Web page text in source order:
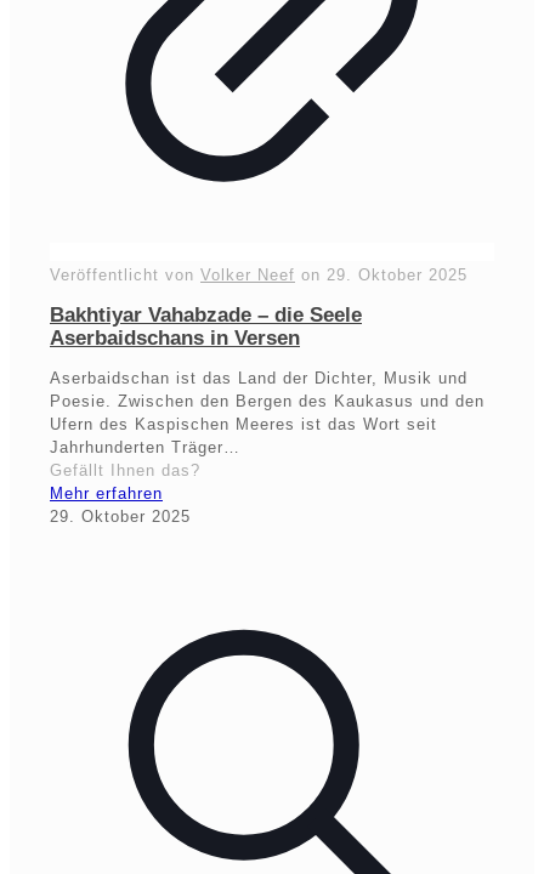
Veröffentlicht von Volker Neef on 29. Oktober 2025
Bakhtiyar Vahabzade – die Seele
Aserbaidschans in Versen
Aserbaidschan ist das Land der Dichter, Musik und
Poesie. Zwischen den Bergen des Kaukasus und den
Ufern des Kaspischen Meeres ist das Wort seit
Jahrhunderten Träger…
Gefällt Ihnen das?
Mehr erfahren
29. Oktober 2025